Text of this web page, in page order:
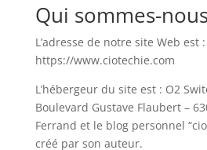
Qui sommes-
L’adresse de notre site Web est :
https://www.ciotechie.com
L’hébergeur du site est : O2
Boulevard Gustave Flaubert –
Ferrand et le blog personnel
créé par son auteur.